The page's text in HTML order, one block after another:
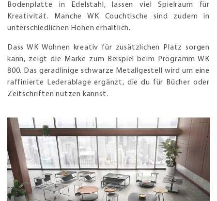
Bodenplatte in Edelstahl, lassen viel Spielraum für
Kreativität. Manche WK Couchtische sind zudem in
unterschiedlichen Höhen erhältlich.
Dass WK Wohnen kreativ für zusätzlichen Platz sorgen
kann, zeigt die Marke zum Beispiel beim Programm WK
800. Das geradlinige schwarze Metallgestell wird um eine
raffinierte Lederablage ergänzt, die du für Bücher oder
Zeitschriften nutzen kannst.